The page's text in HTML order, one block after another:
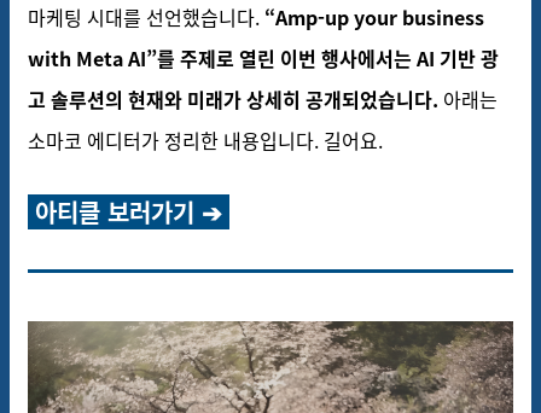
마케팅 시대를 선언했습니다. “Amp-up your business
with Meta AI”를 주제로 열린 이번 행사에서는 AI 기반 광
고 솔루션의 현재와 미래가 상세히 공개되었습니다. 아래는
소마코 에디터가 정리한 내용입니다. 길어요.
아티클 보러가기 ➔